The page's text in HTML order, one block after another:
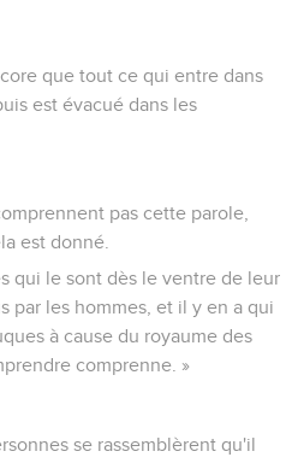
que tout ce qui entre dans
est évacué dans les
pas cette parole,
est donné.
qui le sont dès le ventre de leur
par les hommes, et il y en a qui
à cause du royaume des
comprenne. »
se rassemblèrent qu'il